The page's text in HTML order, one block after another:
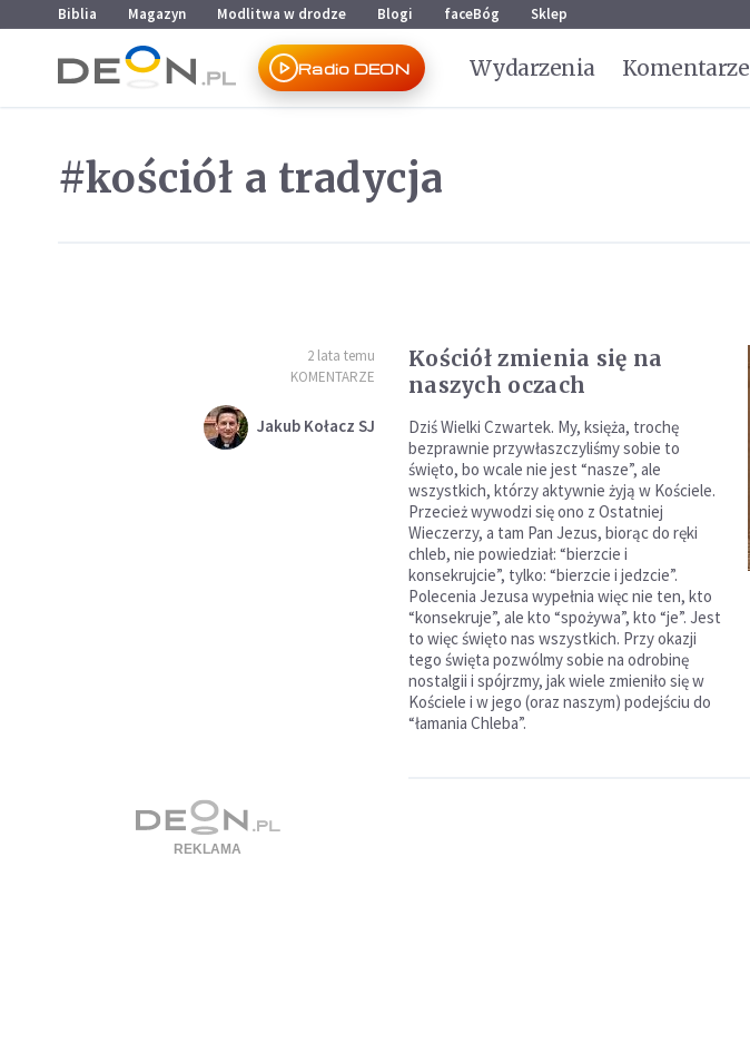
Przejdź do menu głównego
Przejdź do treści
Biblia Magazyn Modlitwa w drodze Blogi faceBóg Sklep
Radio DEON Wydarzenia Komentarze
#kościół a tradycja
2 lata temu
KOMENTARZE
Jakub Kołacz SJ
Kościół zmienia się na
naszych oczach
Dziś Wielki Czwartek. My, księża, trochę
bezprawnie przywłaszczyliśmy sobie to
święto, bo wcale nie jest “nasze”, ale
wszystkich, którzy aktywnie żyją w Kościele.
Przecież wywodzi się ono z Ostatniej
Wieczerzy, a tam Pan Jezus, biorąc do ręki
chleb, nie powiedział: “bierzcie i
konsekrujcie”, tylko: “bierzcie i jedzcie”.
Polecenia Jezusa wypełnia więc nie ten, kto
“konsekruje”, ale kto “spożywa”, kto “je”. Jest
to więc święto nas wszystkich. Przy okazji
tego święta pozwólmy sobie na odrobinę
nostalgii i spójrzmy, jak wiele zmieniło się w
Kościele i w jego (oraz naszym) podejściu do
“łamania Chleba”.